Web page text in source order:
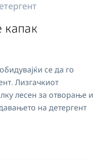
капак
се да го
Лизгачкиот
лесен за отворање и
на детергент